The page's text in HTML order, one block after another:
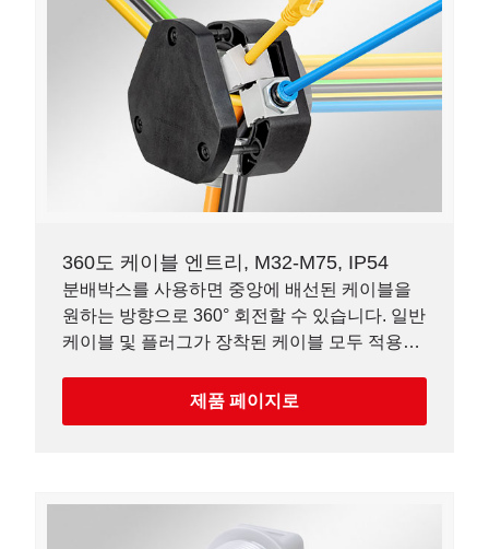
360도 케이블 엔트리, M32-M75, IP54
분배박스를 사용하면 중앙에 배선된 케이블을
원하는 방향으로 360° 회전할 수 있습니다. 일반
케이블 및 플러그가 장착된 케이블 모두 적용가
제품 페이지로